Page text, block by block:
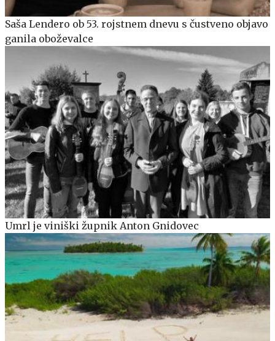
Saša Lendero ob 53. rojstnem dnevu s čustveno objavo
ganila oboževalce
Umrl je viniški župnik Anton Gnidovec